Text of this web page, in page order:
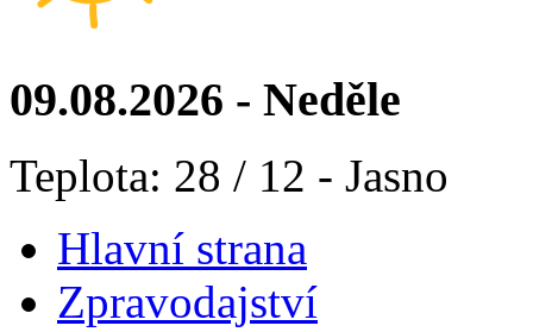
09.08.2026 - Neděle
Teplota: 28 / 12 - Jasno
Hlavní strana
Zpravodajství